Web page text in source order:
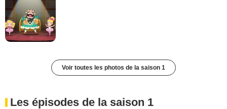
Voir toutes les photos de la saison 1
Les épisodes de la saison 1